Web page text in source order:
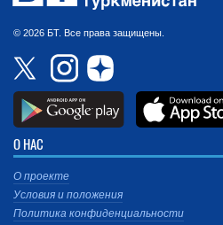
© 2026 БТ. Все права защищены.
О НАС
О проекте
Условия и положения
Политика конфиденциальности